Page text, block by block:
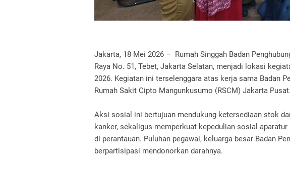
Jakarta, 18 Mei 2026 – Rumah Singgah Badan
Raya No. 51, Tebet, Jakarta Selatan, menjadi lokasi
2026. Kegiatan ini terselenggara atas kerja sama Badan
Rumah Sakit Cipto Mangunkusumo (RSCM) Jakarta Pusat.
Aksi sosial ini bertujuan mendukung ketersediaan stok
kanker, sekaligus memperkuat kepedulian sosial
di perantauan. Puluhan pegawai, keluarga besar Badan
berpartisipasi mendonorkan darahnya.